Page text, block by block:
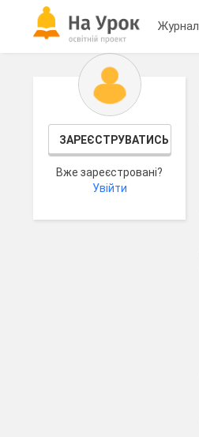
Журнал
ЗАРЕЄСТРУВАТИСЬ
Вже зареєстровані?
Увійти